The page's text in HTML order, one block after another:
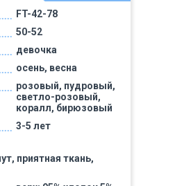
FT-42-78
50-52
девочка
осень, весна
розовый, пудровый,
светло-розовый,
коралл, бирюзовый
3-5 лет
приятная ткань,